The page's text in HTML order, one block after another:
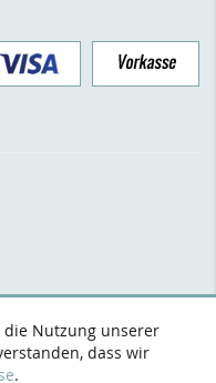
die Nutzung unserer
dass wir
.